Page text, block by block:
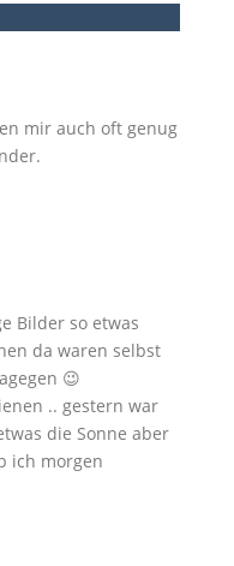
mir auch oft genug
Bilder so etwas
da waren selbst
😉
.. gestern war
die Sonne aber
ich morgen